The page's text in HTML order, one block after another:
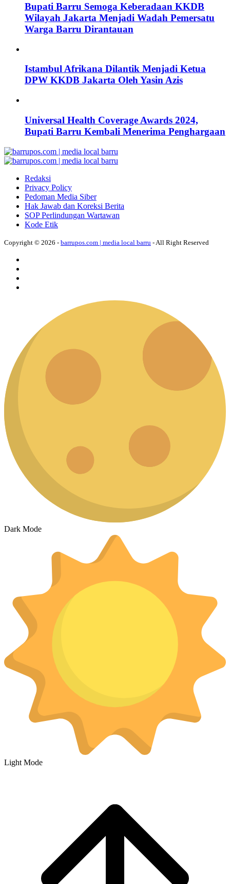
Bupati Barru Semoga Keberadaan KKDB
Wilayah Jakarta Menjadi Wadah Pemersatu
Warga Barru Dirantauan
Istambul Afrikana Dilantik Menjadi Ketua
DPW KKDB Jakarta Oleh Yasin Azis
Universal Health Coverage Awards 2024,
Bupati Barru Kembali Menerima Penghargaan
Redaksi
Privacy Policy
Pedoman Media Siber
Hak Jawab dan Koreksi Berita
SOP Perlindungan Wartawan
Kode Etik
Copyright © 2026 - barrupos.com | media local barru - All Right Reserved
Dark Mode
Light Mode